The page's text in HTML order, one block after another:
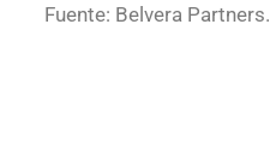
Fuente: Belvera Partners.